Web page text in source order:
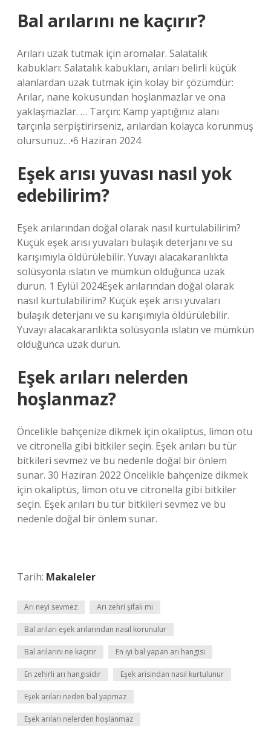
Bal arılarını ne kaçırır?
Arıları uzak tutmak için aromalar. Salatalık
kabukları: Salatalık kabukları, arıları belirli küçük
alanlardan uzak tutmak için kolay bir çözümdür:
Arılar, nane kokusundan hoşlanmazlar ve ona
yaklaşmazlar. … Tarçın: Kamp yaptığınız alanı
tarçınla serpiştirirseniz, arılardan kolayca korunmuş
olursunuz…•6 Haziran 2024
Eşek arısı yuvası nasıl yok
edebilirim?
Eşek arılarından doğal olarak nasıl kurtulabilirim?
Küçük eşek arısı yuvaları bulaşık deterjanı ve su
karışımıyla öldürülebilir. Yuvayı alacakaranlıkta
solüsyonla ıslatın ve mümkün olduğunca uzak
durun. 1 Eylül 2024Eşek arılarından doğal olarak
nasıl kurtulabilirim? Küçük eşek arısı yuvaları
bulaşık deterjanı ve su karışımıyla öldürülebilir.
Yuvayı alacakaranlıkta solüsyonla ıslatın ve mümkün
olduğunca uzak durun.
Eşek arıları nelerden
hoşlanmaz?
Öncelikle bahçenize dikmek için okaliptüs, limon otu
ve citronella gibi bitkiler seçin. Eşek arıları bu tür
bitkileri sevmez ve bu nedenle doğal bir önlem
sunar. 30 Haziran 2022 Öncelikle bahçenize dikmek
için okaliptüs, limon otu ve citronella gibi bitkiler
seçin. Eşek arıları bu tür bitkileri sevmez ve bu
nedenle doğal bir önlem sunar.
Tarih: Makaleler
Arı neyi sevmez Arı zehri şifalı mı
Bal arıları eşek arılarından nasıl korunulur
Bal arılarını ne kaçırır En iyi bal yapan arı hangisi
En zehirli arı hangisidir Eşek arisindan nasıl kurtulunur
Eşek arıları neden bal yapmaz
Eşek arıları nelerden hoşlanmaz